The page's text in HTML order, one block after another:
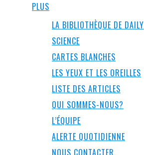
PLUS
LA BIBLIOTHÈQUE DE DAILY
SCIENCE
CARTES BLANCHES
LES YEUX ET LES OREILLES
LISTE DES ARTICLES
QUI SOMMES-NOUS?
L’ÉQUIPE
ALERTE QUOTIDIENNE